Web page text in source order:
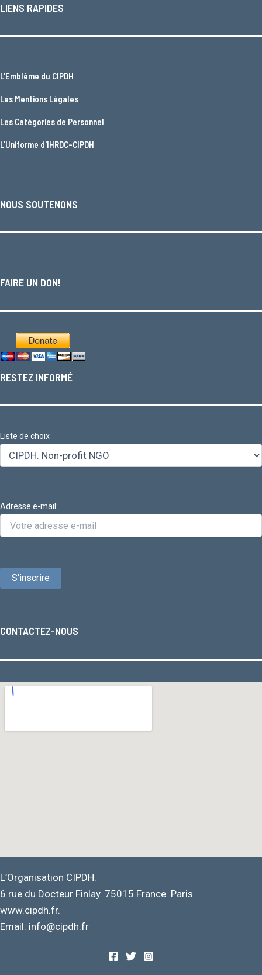
LIENS RAPIDES
L'Emblème du CIPDH
Les Mentions Légales
Les Catégories de Personnel
L'Uniforme d'IHRDC-CIPDH
NOUS SOUTENONS
FAIRE UN DON!
RESTEZ INFORMÉ
Liste de choix
Adresse e-mail:
CONTACTEZ-NOUS
L’Organisation CIPDH.
6 rue du Docteur Finlay. 75015 France. Paris.
www.cipdh.fr.
Email: info@cipdh.fr